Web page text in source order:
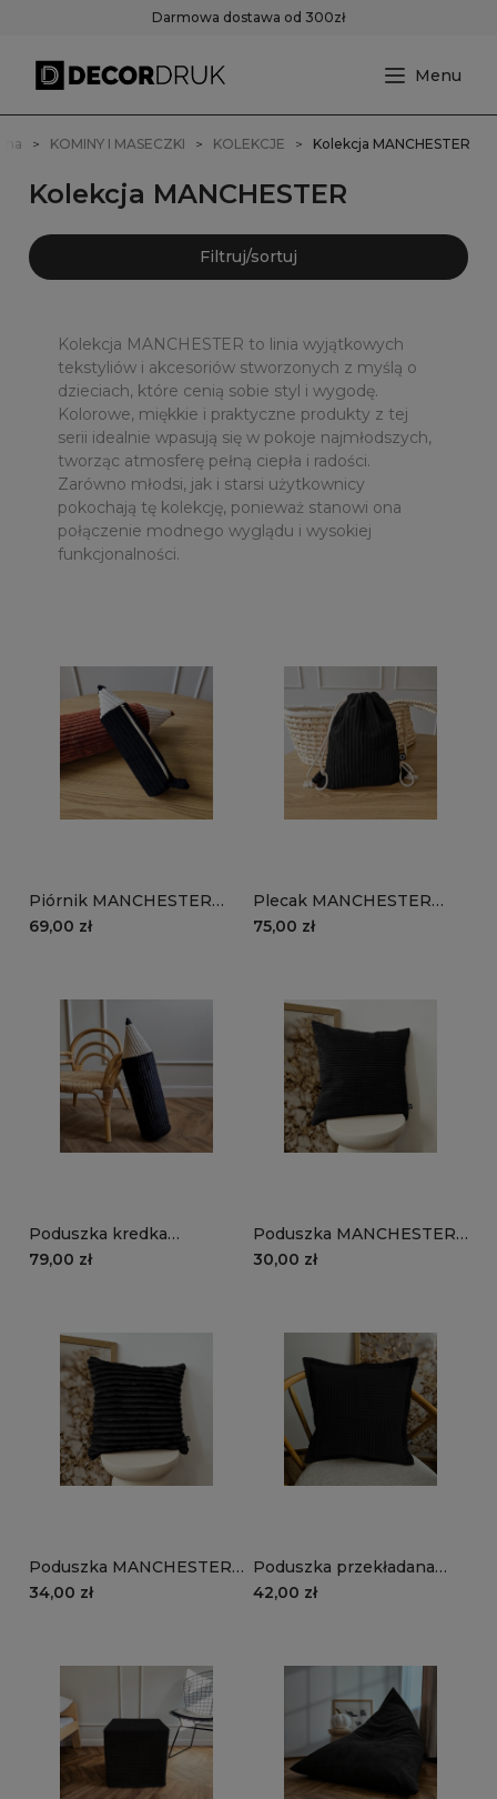
Darmowa dostawa od 300zł
KOMINY I MASECZKI KOLEKCJE Kolekcja MANCHESTER
Kolekcja MANCHESTER
Filtruj/sortuj
Kolekcja MANCHESTER to linia wyjątkowych
tekstyliów i akcesoriów stworzonych z myślą o
dzieciach, które cenią sobie styl i wygodę.
Kolorowe, miękkie i praktyczne produkty z tej
serii idealnie wpasują się w pokoje najmłodszych,
tworząc atmosferę pełną ciepła i radości.
Zarówno młodsi, jak i starsi użytkownicy
pokochają tę kolekcję, ponieważ stanowi ona
połączenie modnego wyglądu i wysokiej
funkcjonalności.
Piórnik MANCHESTER
LN100 | czarny
69,00 zł
Plecak MANCHESTER
LN100 | czarny
75,00 zł
Poduszka kredka
MANCHESTER LN100 |
79,00 zł
Poduszka MANCHESTER
LN100 | czarny
30,00 zł
Poduszka MANCHESTER
TL100 | czarny
34,00 zł
Poduszka przekładana
MANCHESTER LN100 |
42,00 zł